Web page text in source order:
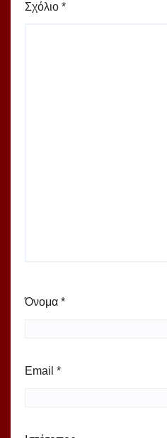
Σχόλιο *
Όνομα *
Email *